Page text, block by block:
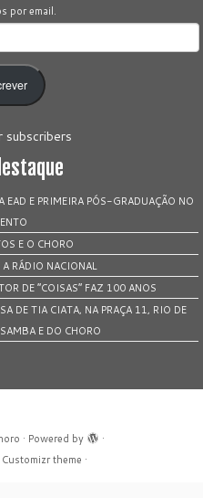
por email.
subscribers
EAD E PRIMEIRA PÓS-GRADUAÇÃO NO
E O CHORO
RÁDIO NACIONAL
DE “COISAS” FAZ 100 ANOS
DE TIA CIATA, NA PRAÇA 11, RIO DE
E DO CHORO
· Powered by
·
Customizr theme ·